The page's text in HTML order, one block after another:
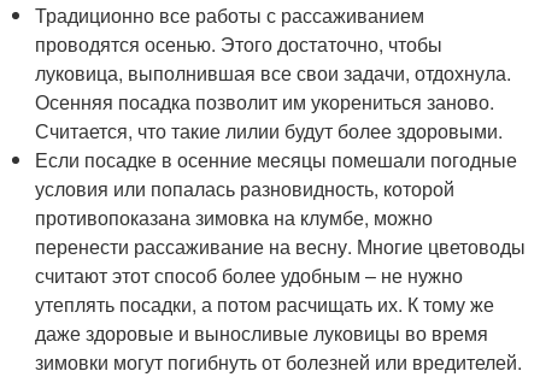
Традиционно все работы с рассаживанием
проводятся осенью. Этого достаточно, чтобы
луковица, выполнившая все свои задачи, отдохнула.
Осенняя посадка позволит им укорениться заново.
Считается, что такие лилии будут более здоровыми.
Если посадке в осенние месяцы помешали погодные
условия или попалась разновидность, которой
противопоказана зимовка на клумбе, можно
перенести рассаживание на весну. Многие цветоводы
считают этот способ более удобным – не нужно
утеплять посадки, а потом расчищать их. К тому же
даже здоровые и выносливые луковицы во время
зимовки могут погибнуть от болезней или вредителей.